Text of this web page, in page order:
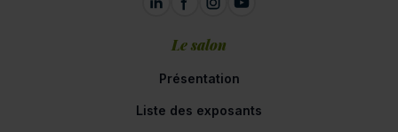
Le salon
Présentation
Liste des exposants